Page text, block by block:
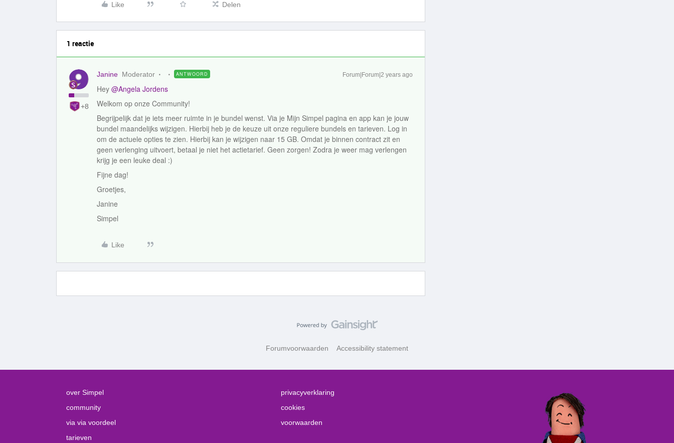
Like Delen
1 reactie
+8
Janine Moderator ANTWOORD Forum|Forum|2 years ago
Hey @Angela Jordens
Welkom op onze Community!
Begrijpelijk dat je iets meer ruimte in je bundel wenst. Via je Mijn Simpel pagina en app kan je jouw
bundel maandelijks wijzigen. Hierbij heb je de keuze uit onze reguliere bundels en tarieven. Log in
om de actuele opties te zien. Hierbij kan je wijzigen naar 15 GB. Omdat je binnen contract zit en
geen verlenging uitvoert, betaal je niet het actietarief. Geen zorgen! Zodra je weer mag verlengen
krijg je een leuke deal :)
Fijne dag!
Groetjes,
Janine
Simpel
Like
Forumvoorwaarden Accessibility statement
over Simpel
community
via via voordeel
tarieven
privacyverklaring
cookies
voorwaarden